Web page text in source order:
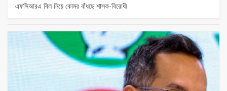
এফসিআরএ বিল নিয়ে কোমর বাঁধছে শাসক-বিরোধী